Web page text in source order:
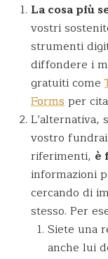
La cosa più
vostri
strumenti
diffondere i
gratuiti come
Formsper
L’alternativa,
vostro
riferimenti, è
informazioni
cercando di
stesso. Per
Siete una
anche lui